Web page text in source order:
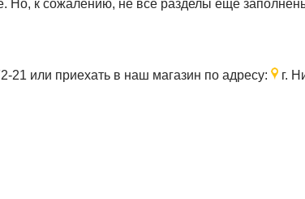
Но, к сожалению, не все разделы еще
21 или приехать в наш магазин по адресу:
г.